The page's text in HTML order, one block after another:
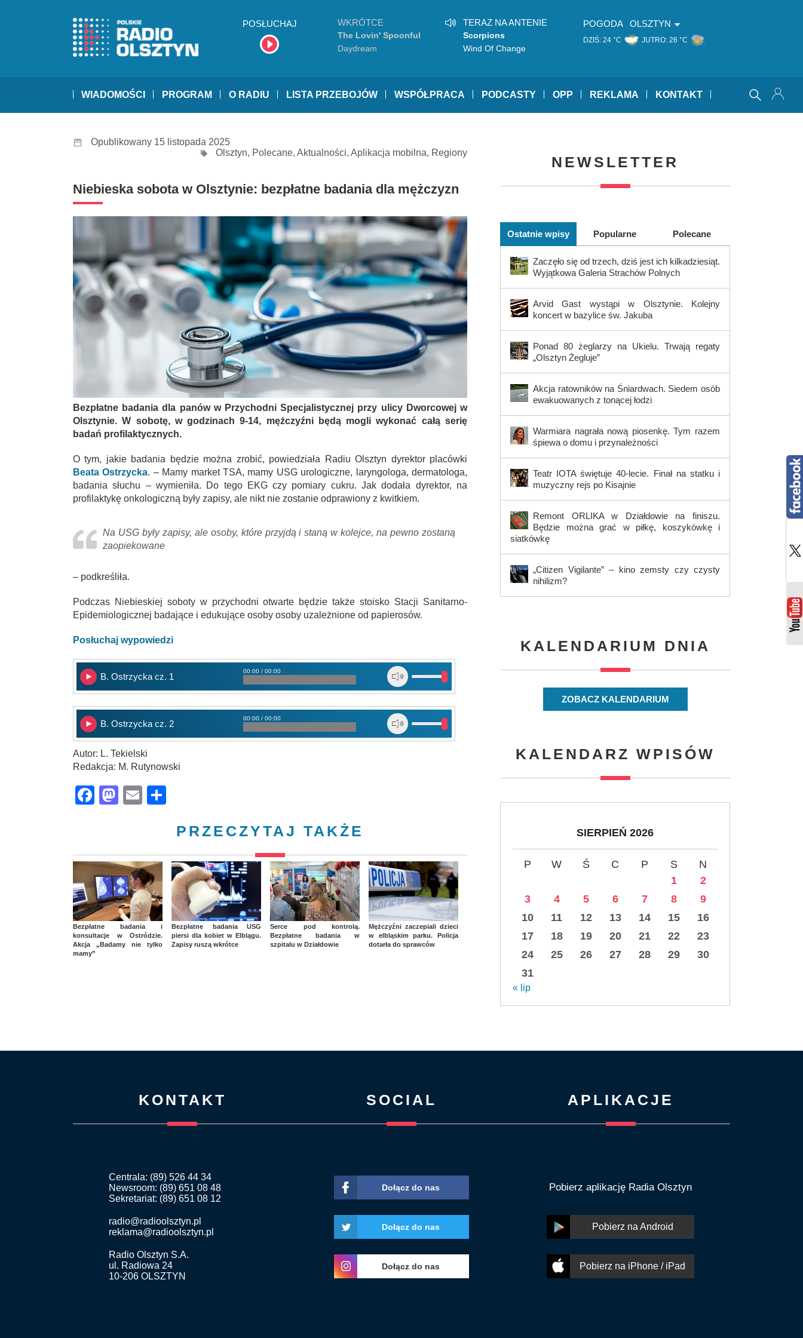
POSŁUCHAJ WKRÓTCE
The Lovin' Spoonful
Daydream
TERAZ NA ANTENIE
Scorpions
Wind Of Change
POGODA OLSZTYN
DZIŚ: 24 °C JUTRO: 26 °C
WIADOMOŚCI PROGRAM O RADIU LISTA PRZEBOJÓW WSPÓŁPRACA PODCASTY OPP REKLAMA KONTAKT
Opublikowany 15 listopada 2025
Olsztyn, Polecane, Aktualności, Aplikacja mobilna, Regiony
Niebieska sobota w Olsztynie: bezpłatne badania dla mężczyzn
Bezpłatne badania dla panów w Przychodni Specjalistycznej przy ulicy Dworcowej w
Olsztynie. W sobotę, w godzinach 9-14, mężczyźni będą mogli wykonać całą serię
badań profilaktycznych.
O tym, jakie badania będzie można zrobić, powiedziała Radiu Olsztyn dyrektor placówki
Beata Ostrzycka. – Mamy market TSA, mamy USG urologiczne, laryngologa, dermatologa,
badania słuchu – wymieniła. Do tego EKG czy pomiary cukru. Jak dodała dyrektor, na
profilaktykę onkologiczną były zapisy, ale nikt nie zostanie odprawiony z kwitkiem.
Na USG były zapisy, ale osoby, które przyjdą i staną w kolejce, na pewno zostaną
zaopiekowane
– podkreśliła.
Podczas Niebieskiej soboty w przychodni otwarte będzie także stoisko Stacji Sanitarno-
Epidemiologicznej badające i edukujące osoby osoby uzależnione od papierosów.
Posłuchaj wypowiedzi
B. Ostrzycka cz. 1
00:00 / 00:00
B. Ostrzycka cz. 2
00:00 / 00:00
Autor: L. Tekielski
Redakcja: M. Rutynowski
Facebook
Mastodon
Email
PRZECZYTAJ TAKŻE
Bezpłatne badania i
konsultacje w Ostródzie.
Akcja „Badamy nie tylko
mamy”
Bezpłatne badania USG
piersi dla kobiet w Elblągu.
Zapisy ruszą wkrótce
Serce pod kontrolą.
Bezpłatne badania w
szpitalu w Działdowie
Mężczyźni zaczepiali dzieci
w elbląskim parku. Policja
dotarła do sprawców
NEWSLETTER
Ostatnie wpisy Popularne Polecane
Zaczęło się od trzech, dziś jest ich kilkadziesiąt.
Wyjątkowa Galeria Strachów Polnych
Arvid Gast wystąpi w Olsztynie. Kolejny
koncert w bazylice św. Jakuba
Ponad 80 żeglarzy na Ukielu. Trwają regaty
„Olsztyn Żegluje”
Akcja ratowników na Śniardwach. Siedem osób
ewakuowanych z tonącej łodzi
Warmiara nagrała nową piosenkę. Tym razem
śpiewa o domu i przynależności
Teatr IOTA świętuje 40-lecie. Finał na statku i
muzyczny rejs po Kisajnie
Remont ORLIKA w Działdowie na finiszu.
Będzie można grać w piłkę, koszykówkę i
siatkówkę
„Citizen Vigilante” – kino zemsty czy czysty
nihilizm?
KALENDARIUM DNIA
ZOBACZ KALENDARIUM
KALENDARZ WPISÓW
SIERPIEŃ 2026
P W Ś C P S
N
1
2
3
4 5 6 7 8
9
10
11 12 13 14 15
16
17
18 19 20 21 22
23
24
25 26 27 28 29
30
31
« lip
KONTAKT
Centrala: (89) 526 44 34
Newsroom: (89) 651 08 48
Sekretariat: (89) 651 08 12
radio@radioolsztyn.pl
reklama@radioolsztyn.pl
Radio Olsztyn S.A.
ul. Radiowa 24
10-206 OLSZTYN
SOCIAL
Dołącz do nas
Dołącz do nas
Dołącz do nas
APLIKACJE
Pobierz aplikację Radia Olsztyn
Pobierz na Android
Pobierz na iPhone / iPad